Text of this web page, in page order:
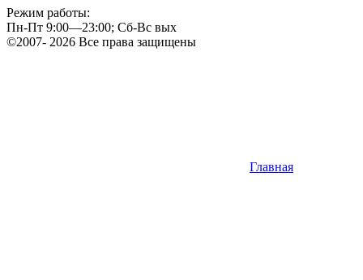
Режим работы:
Пн-Пт 9:00—23:00; Сб-Вс вых
©2007- 2026 Все права защищены
Главная